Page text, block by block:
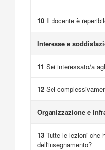
10 Il docente è
Interesse e
11 Sei interessato/a
12 Sei
Organizzazione e
13 Tutte le lezioni che
dell'insegnamento?